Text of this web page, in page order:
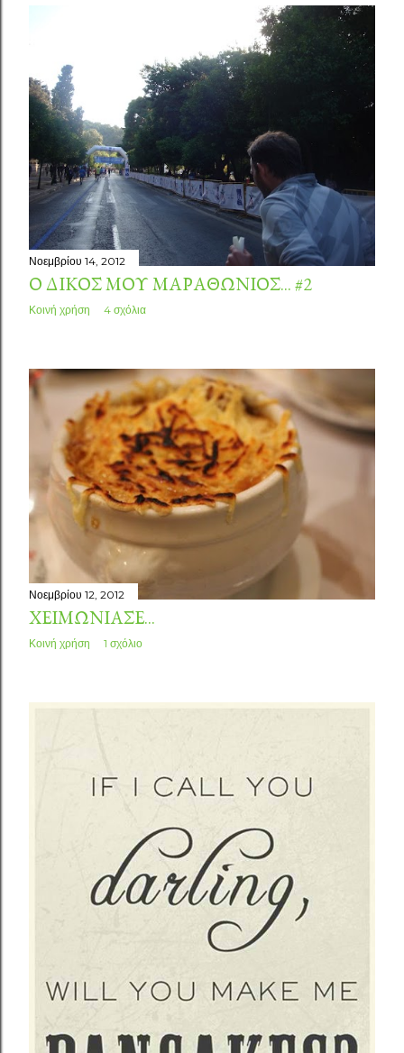
Νοεμβρίου 14, 2012
Ο ΔΙΚΌΣ ΜΟΥ ΜΑΡΑΘΏΝΙΟΣ... #2
Κοινή χρήση 4 σχόλια
Νοεμβρίου 12, 2012
ΧΕΙΜΏΝΙΑΣΕ...
Κοινή χρήση 1 σχόλιο